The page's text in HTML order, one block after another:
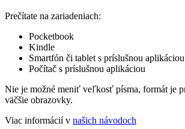
Prečítate na zariadeniach:
Pocketbook
Kindle
Smartfón či tablet s príslušnou aplikáciou
Počítač s príslušnou aplikáciou
Nie je možné meniť veľkosť písma, formát je
väčšie obrazovky.
Viac informácií v našich návodoch